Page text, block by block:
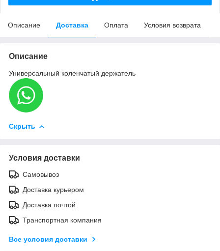
Описание Доставка Оплата Условия возврата
Описание
Универсальный коленчатый держатель
Скрыть
Условия доставки
Самовывоз
Доставка курьером
Доставка почтой
Транспортная компания
Все условия доставки